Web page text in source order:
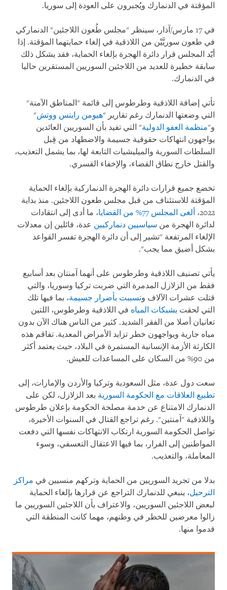
المؤقتة في الدنمارك ويُجبرون على العودة إلى سوريا.
في 17 مارس/آذار، سينظر "مجلس طُعون اللاجئين" الدنماركي
في طعون سوريَّيْن من اللاذقية في إلغاء حمايتهما المؤقتة. إذا
أيّد المجلس قرار دائرة الهجرة بإلغاء الحماية، فقد يشكل ذلك
سابقة خطيرة للعديد من اللاجئين السوريين المستقرين حاليا
في الدنمارك.
تأتي إضافة اللاذقية وطرطوس إلى قائمة "المناطق الآمنة"
التي وضعتها الدنمارك رغم تقارير "هيومن رايتس ووتش"
و"منظمة العفو الدولية" التي تفيد بأن السوريين العائدين
يواجهون انتهاكات حقوقية جسيمة والاضطهاد من قِبل
السلطات السورية والميليشيات التابعة لها، بما يشمل التعذيب،
والقتل خارج نطاق القضاء، والإخفاء القسري.
تخضع جميع قرارات دائرة الهجرة الدنماركية بإلغاء الحماية
المؤقتة للاستئناف من قبل مجلس طعون اللاجئين. منذ بداية
2022،
ألغى المجلس 77% من القضايا
، ما أدى إلى انتقادات
لدائرة الهجرة من سياسيين دنماركيين عدة، قائلين إن معدلات
الإلغاء المرتفعة "تشير إلى أن دائرة الهجرة تفسر القواعد
بشكل أضيق مما يجب".
يأتي تصنيف اللاذقية وطرطوس على أنهما آمنتان بعد أسابيع
فقط من الزلازل المدمرة التي ضربت تركيا وسوريا، والتي
قتلت عشرات الآلاف وتسببت بأضرار جسيمة، بما فيها تلك
التي لحقت بشبكات المياه في اللاذقية وطرطوس، اللتين
تعانيان أصلا من الفقر الشديد. كثير من الناس هناك الآن بدون
مياه جارية ويواجهون خطر تزايد الأمراض المعدية. تفاقم هذه
الكارثة الأزمة الإنسانية المستمرة في البلاد، حيث يعتمد أكثر
من 90% من السكان على المساعدات للعيش.
سعت دول عدة، مثل السعودية وتركيا والأردن والإمارات، إلى
تطبيع العلاقات مع الحكومة السورية بعد الزلازل، لكن على
الدنمارك الامتناع عن خدمة مصلحة الحكومة بإعلان طرطوس
واللاذقية "آمنتين". رغم تراجع القتال في السنوات الأخيرة،
تواصل الحكومة السورية ارتكاب الانتهاكات نفسها التي دفعت
المواطنين إلى الفرار، بما فيها الاعتقال التعسفي، وسوء
المعاملة، والتعذيب.
بدلا من تجريد السوريين من الحماية وتركهم منسيين في مراكز
الترحيل، ينبغي للدنمارك التراجع عن قرارها بإلغاء الحماية
لبعض اللاجئين السوريين، والاعتراف بأن اللاجئين السوريين ما
زالوا معرضين للخطر في وطنهم، مهما كانت المنطقة التي
قدموا منها.